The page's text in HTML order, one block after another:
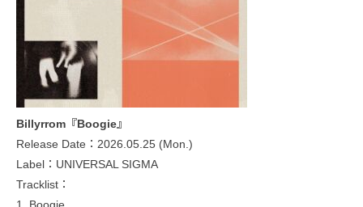
Billyrrom『Boogie』
Release Date：2026.05.25 (Mon.)
Label：UNIVERSAL SIGMA
Tracklist：